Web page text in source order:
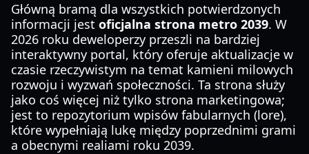
Główną bramą dla wszystkich potwierdzonych
informacji jest oficjalna strona metro 2039. W
2026 roku deweloperzy przeszli na bardziej
interaktywny portal, który oferuje aktualizacje w
czasie rzeczywistym na temat kamieni milowych
rozwoju i wyzwań społeczności. Ta strona służy
jako coś więcej niż tylko strona marketingowa;
jest to repozytorium wpisów fabularnych (lore),
które wypełniają lukę między poprzednimi grami
a obecnymi realiami roku 2039.